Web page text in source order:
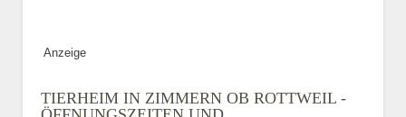
Anzeige
TIERHEIM IN ZIMMERN OB ROTTWEIL -